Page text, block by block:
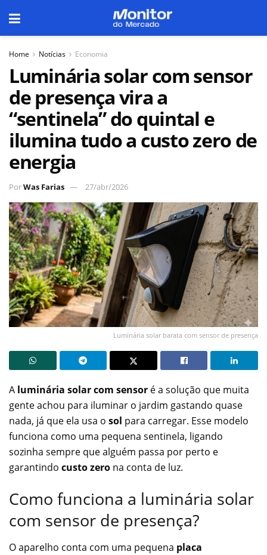
Home Notícias Economia
Luminária solar com sensor
de presença vira a
“sentinela” do quintal e
ilumina tudo a custo zero de
energia
PorWas Farias 27/abr/2026
Luminária solar barata com sensor de presença
A luminária solar com sensor é a solução que muita
gente achou para iluminar o jardim gastando quase
nada, já que ela usa o sol para carregar. Esse modelo
funciona como uma pequena sentinela, ligando
sozinha sempre que alguém passa por perto e
garantindo custo zero na conta de luz.
Como funciona a luminária solar
com sensor de presença?
O aparelho conta com uma pequena placa